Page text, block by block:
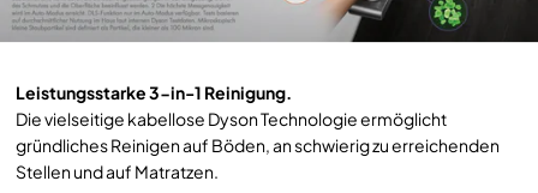
Leistungsstarke 3-in-1 Reinigung.
Die vielseitige kabellose Dyson Technologie ermöglicht
gründliches Reinigen auf Böden, an schwierig zu erreichenden
Stellen und auf Matratzen.